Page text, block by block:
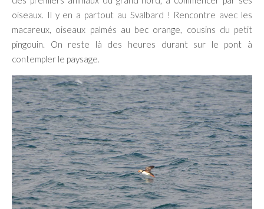
oiseaux. Il y en a partout au Svalbard ! Rencontre avec les
macareux, oiseaux palmés au bec orange, cousins du petit
pingouin. On reste là des heures durant sur le pont à
contempler le paysage.